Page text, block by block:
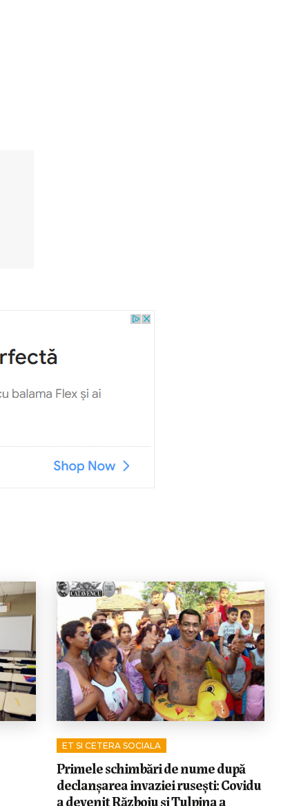
ET SI CETERA SOCIALA
Primele schimbări de nume după
declanșarea invaziei rusești: Covidu
a devenit Războiu și Tulpina a